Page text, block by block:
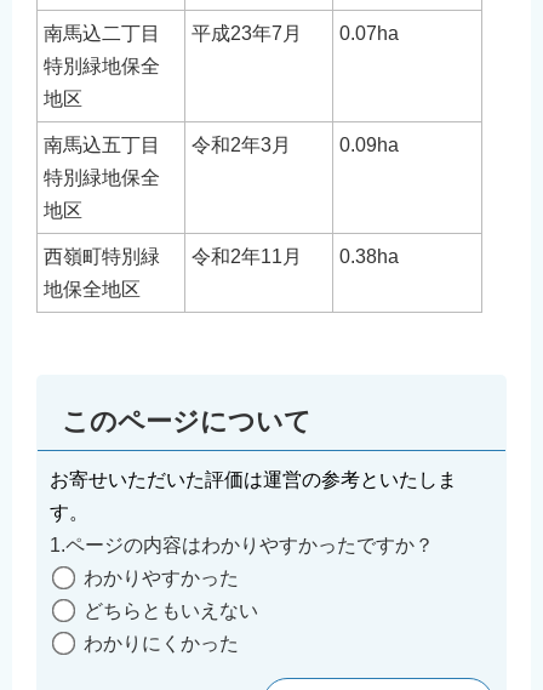
南馬込二丁目
特別緑地保全
地区
平成23年7月 0.07ha
南馬込五丁目
特別緑地保全
地区
令和2年3月 0.09ha
西嶺町特別緑
地保全地区
令和2年11月 0.38ha
このページについて
お寄せいただいた評価は運営の参考といたしま
す。
1.ページの内容はわかりやすかったですか？
わかりやすかった
どちらともいえない
わかりにくかった